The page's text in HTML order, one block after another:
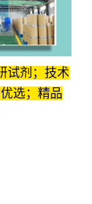
试剂；技术
选；精品